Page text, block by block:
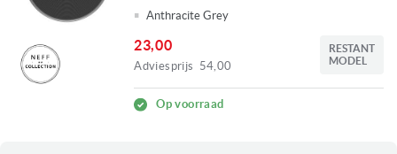
Anthracite Grey
23,00
Adviesprijs 54,00
RESTANT
MODEL
Op voorraad